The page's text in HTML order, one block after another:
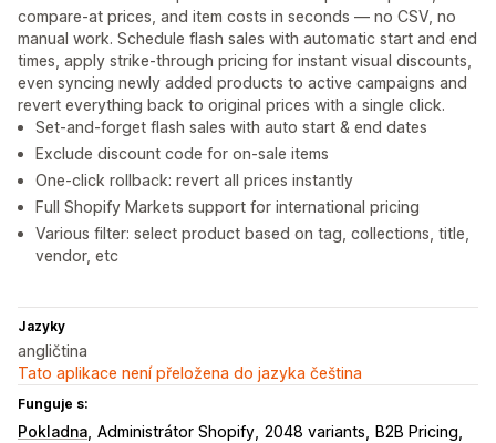
compare-at prices, and item costs in seconds — no CSV, no
manual work. Schedule flash sales with automatic start and end
times, apply strike-through pricing for instant visual discounts,
even syncing newly added products to active campaigns and
revert everything back to original prices with a single click.
Set-and-forget flash sales with auto start & end dates
Exclude discount code for on-sale items
One-click rollback: revert all prices instantly
Full Shopify Markets support for international pricing
Various filter: select product based on tag, collections, title,
vendor, etc
Jazyky
angličtina
Tato aplikace není přeložena do jazyka čeština
Funguje s:
Pokladna Administrátor Shopify 2048 variants
B2B Pricing